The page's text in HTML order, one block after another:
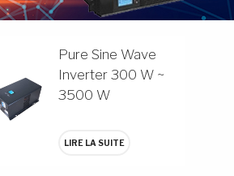
Pure Sine Wave
Inverter 300 W ~
3500 W
LIRE LA SUITE